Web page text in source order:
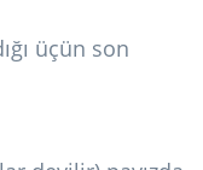
üçün son